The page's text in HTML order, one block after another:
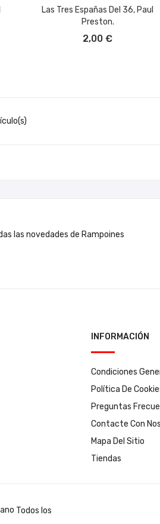
Las Tres Españas Del 36, Paul
Preston.
2,00 €
las novedades de Rampoines
INFORMACIÓN
Condiciones
Política De
Preguntas
Contacte Con
Mapa Del Sitio
Tiendas
Todos los